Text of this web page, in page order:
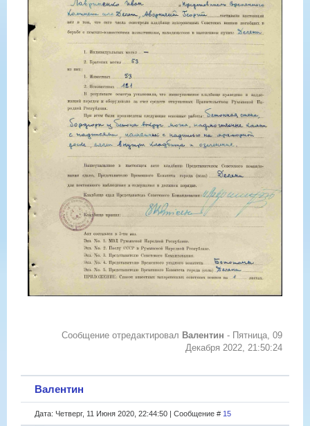
Сообщение отредактировал Валентин - Пятница, 09
Декабря 2022, 21:50:24
Валентин
Дата: Четверг, 11 Июня 2020, 22:44:50 | Сообщение # 15